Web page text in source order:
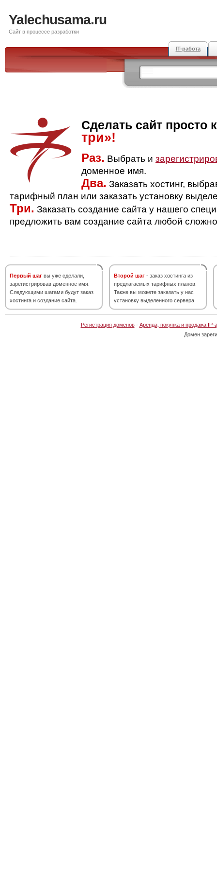
Yalechusama.ru
Сайт в процессе разработки
IT-работа
Сделать сайт просто
три»!
Раз. Выбрать и
доменное имя.
Два. Заказать хостинг,
тарифный план или заказать установку
Три. Заказать создание сайта у нашего
предложить вам создание сайта любой
Первый шаг вы уже сделали,
зарегистрировав доменное имя.
Следующими шагами будут заказ
хостинга и создание сайта.
Второй шаг - заказ хостинга из
предлагаемых тарифных планов.
Также вы можете заказать у нас
установку выделенного сервера.
Регистрация доменов· Аренда, покупка и продажа IP-
Домен